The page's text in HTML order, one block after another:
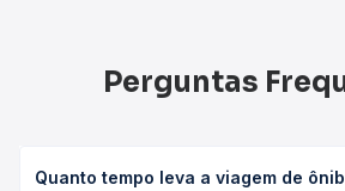
Perguntas
Quanto tempo leva a viagem de